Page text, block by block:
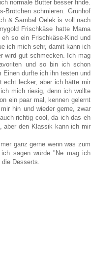
normale Butter besser finde.
Brötchen schmieren. Grünhof
& Sambal Oelek is voll nach
Frischkäse hatte Mama
so ein Frischkäse-Kind und
ich mich sehr, damit kann ich
wird gut schmecken. Ich mag
und so bin ich schon
durfte ich ihn testen und
echt lecker, aber ich hätte mir
mich riesig, denn ich wollte
ein paar mal, kennen gelernt
hin und wieder gerne, zwar
richtig cool, da ich das eh
aber den Klassik kann ich mir
ganz gerne wenn was zum
sagen würde "Ne mag ich
Desserts.